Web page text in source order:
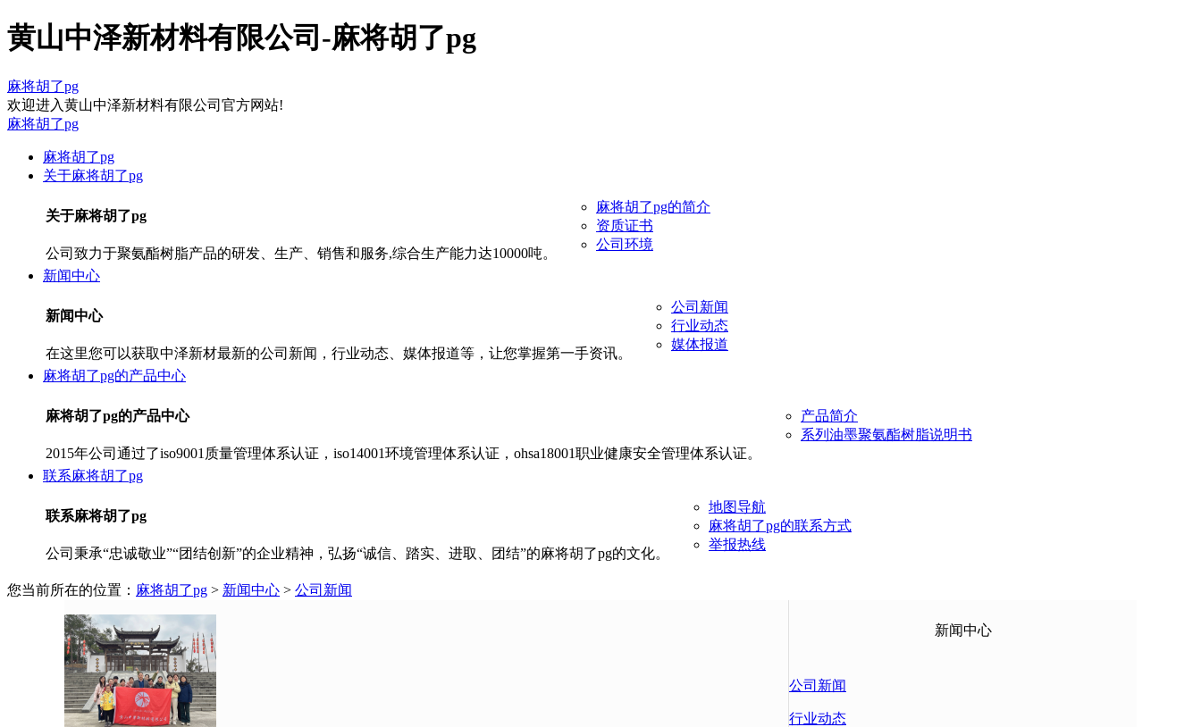
黄山中泽新材料有限公司-麻将胡了pg
麻将胡了pg
欢迎进入黄山中泽新材料有限公司官方网站!
麻将胡了pg
麻将胡了pg
关于麻将胡了pg
关于麻将胡了pg
公司致力于聚氨酯树脂产品的研发、生产、销售和服务,综合生产能力达10000吨。
麻将胡了pg的简介
资质证书
公司环境
新闻中心
新闻中心
在这里您可以获取中泽新材最新的公司新闻，行业动态、媒体报道等，让您掌握第一手资讯。
公司新闻
行业动态
媒体报道
麻将胡了pg的产品中心
麻将胡了pg的产品中心
2015年公司通过了iso9001质量管理体系认证，iso14001环境管理体系认证，ohsa18001职业健康安全管理体系认证。
产品简介
系列油墨聚氨酯树脂说明书
联系麻将胡了pg
联系麻将胡了pg
公司秉承“忠诚敬业”“团结创新”的企业精神，弘扬“诚信、踏实、进取、团结”的麻将胡了pg的文化。
地图导航
麻将胡了pg的联系方式
举报热线
您当前所在的位置： 麻将胡了pg > 新闻中心 > 公司新闻
新闻中心
公司新闻
行业动态